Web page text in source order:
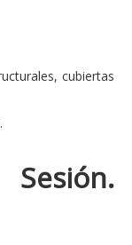
cubiertas